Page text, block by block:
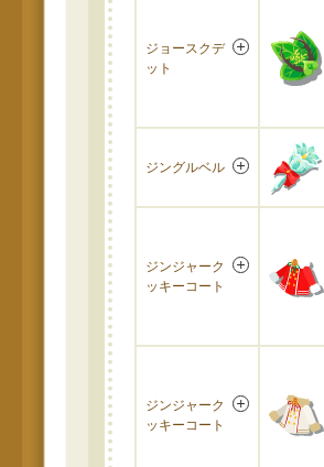
ジョースクデ
ット
ジングルベル
ジンジャーク
ッキーコート
ジンジャーク
ッキーコート